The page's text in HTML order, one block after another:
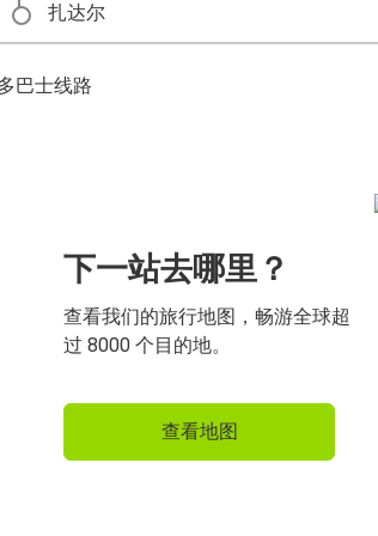
扎达尔
斯普利特
扎达尔
维也纳
扎达尔
戈斯皮奇
扎达尔
巴士线路
下一站去哪里？
查看我们的旅行地图，畅游全球超
过 8000 个目的地。
查看地图